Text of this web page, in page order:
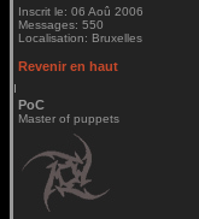
Inscrit le: 06 Aoû 2006
Messages: 550
Localisation: Bruxelles
Revenir en haut
PoC
Master of puppets